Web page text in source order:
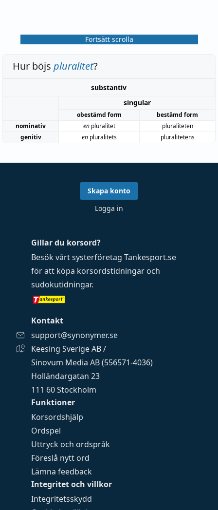
Fortsätt scrolla
Hur böjs pluralitet?
substantiv
singular
obestämd form
bestämd form
nominativ
enpluralitet
pluraliteten
genitiv
enpluralitets pluralitetens
Funktioner
Korsordshjälp
Ordspel
Uttryck och ordspråk
Föreslå nytt ord
Lämna feedback
Integritet och villkor
Integritetsskydd
Gillar du korsord?
Besök vårt systerföretag Tankesport.se
för att köpa korsordstidningar och
sudokutidningar.
Kontakt
support@synonymer.se
Keesing Sverige AB /
Sinovum Media AB (556571-4036)
Holländargatan 23
111 60 Stockholm
Skapa konto
Logga in